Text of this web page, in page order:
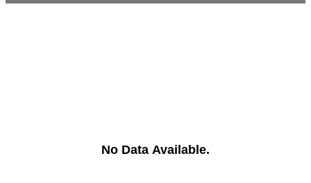
No Data Available.